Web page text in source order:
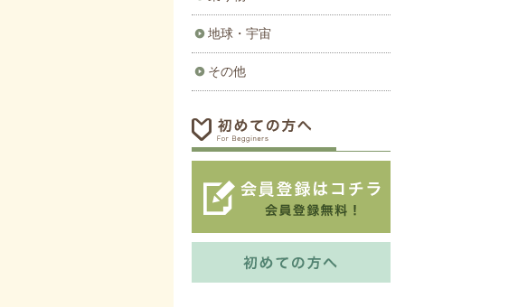
地球・宇宙
その他